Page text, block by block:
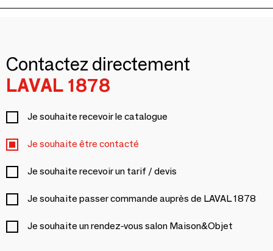
Contactez directement
LAVAL 1878
Je souhaite recevoir le catalogue
Je souhaite être contacté
Je souhaite recevoir un tarif / devis
Je souhaite passer commande auprès de LAVAL 1878
Je souhaite un rendez-vous salon Maison&Objet